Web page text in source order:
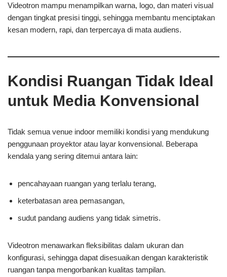
Videotron mampu menampilkan warna, logo, dan materi visual
dengan tingkat presisi tinggi, sehingga membantu menciptakan
kesan modern, rapi, dan terpercaya di mata audiens.
Kondisi Ruangan Tidak Ideal
untuk Media Konvensional
Tidak semua venue indoor memiliki kondisi yang mendukung
penggunaan proyektor atau layar konvensional. Beberapa
kendala yang sering ditemui antara lain:
pencahayaan ruangan yang terlalu terang,
keterbatasan area pemasangan,
sudut pandang audiens yang tidak simetris.
Videotron menawarkan fleksibilitas dalam ukuran dan
konfigurasi, sehingga dapat disesuaikan dengan karakteristik
ruangan tanpa mengorbankan kualitas tampilan.